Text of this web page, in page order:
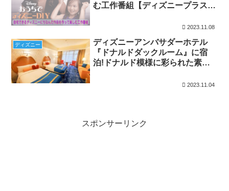
む工作番組【ディズニープラス限
2023.11.08
ディズニー
ディズニーアンバサダーホテル
『ドナルドダックルーム』に宿
泊!ドナルド模様に彩られた素敵
2023.11.04
スポンサーリンク